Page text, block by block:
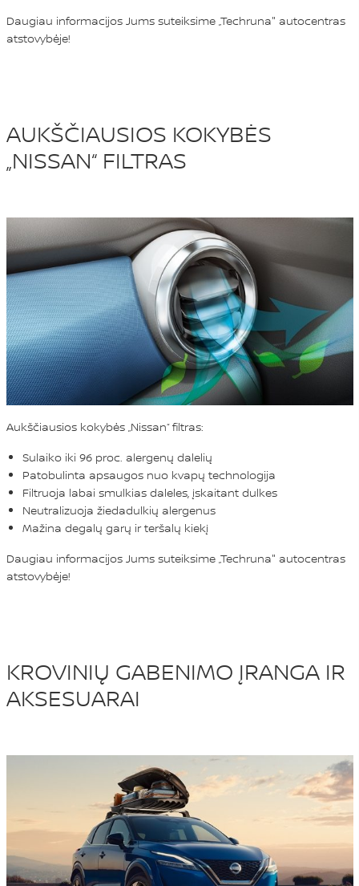
Daugiau informacijos Jums suteiksime „Techruna" autocentras
atstovybėje!
AUKŠČIAUSIOS KOKYBĖS
„NISSAN“ FILTRAS
Aukščiausios kokybės „Nissan“ filtras:
Sulaiko iki 96 proc. alergenų dalelių
Patobulinta apsaugos nuo kvapų technologija
Filtruoja labai smulkias daleles, įskaitant dulkes
Neutralizuoja žiedadulkių alergenus
Mažina degalų garų ir teršalų kiekį
Daugiau informacijos Jums suteiksime „Techruna" autocentras
atstovybėje!
KROVINIŲ GABENIMO ĮRANGA IR
AKSESUARAI